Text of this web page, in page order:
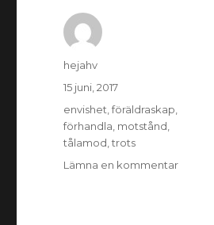
Författare
hejahv
Postat
15 juni, 2017
Taggar
envishet ,föräldraskap
förhandla motstånd
tålamod ,trots
Lämna en kommentar